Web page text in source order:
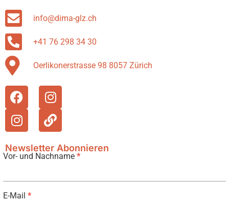
info@dima-glz.ch
+41 76 298 34 30
Oerlikonerstrasse 98 8057 Zürich
Newsletter Abonnieren
Newsletter
Vor- und Nachname *
E-Mail *